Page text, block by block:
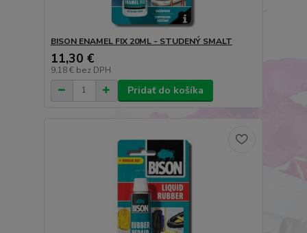
BISON ENAMEL FIX 20ML - STUDENÝ SMALT
11,30 €
9,18 € bez DPH
Pridať do košíka